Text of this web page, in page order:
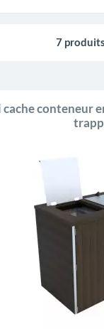
7 produits
conteneur